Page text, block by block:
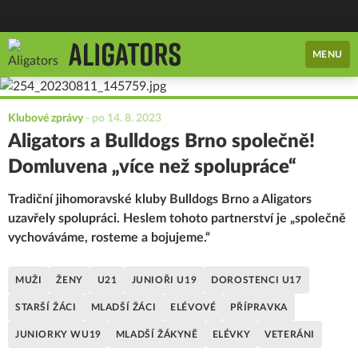
MENU
Klubové zprávy - po 14. 8. 2023
Aligators a Bulldogs Brno společně!
Domluvena „více než spolupráce“
Tradiční jihomoravské kluby Bulldogs Brno a Aligators
uzavřely spolupráci. Heslem tohoto partnerství je „společně
vychováváme, rosteme a bojujeme.“
MUŽI ŽENY U21 JUNIOŘI U19 DOROSTENCI U17
STARŠÍ ŽÁCI MLADŠÍ ŽÁCI ELÉVOVÉ PŘÍPRAVKA
JUNIORKY WU19 MLADŠÍ ŽÁKYNĚ ELÉVKY VETERÁNI